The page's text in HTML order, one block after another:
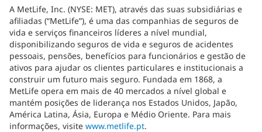
A MetLife, Inc. (NYSE: MET), através das suas subsidiárias e
afiliadas (“MetLife”), é uma das companhias de seguros de
vida e serviços financeiros líderes a nível mundial,
disponibilizando seguros de vida e seguros de acidentes
pessoais, pensões, benefícios para funcionários e gestão de
ativos para ajudar os clientes particulares e institucionais a
construir um futuro mais seguro. Fundada em 1868, a
MetLife opera em mais de 40 mercados a nível global e
mantém posições de liderança nos Estados Unidos, Japão,
América Latina, Ásia, Europa e Médio Oriente. Para mais
informações, visite www.metlife.pt.